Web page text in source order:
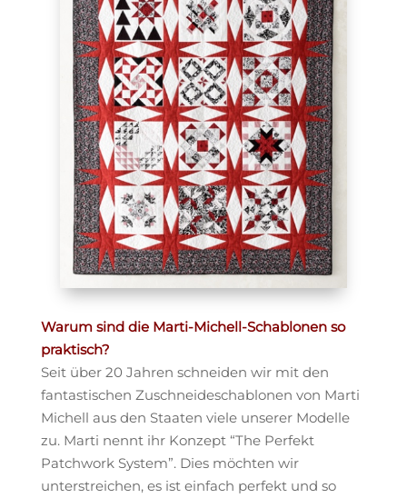
Warum sind die Marti-Michell-Schablonen so
praktisch?
Seit über 20 Jahren schneiden wir mit den
fantastischen Zuschneideschablonen von Marti
Michell aus den Staaten viele unserer Modelle
zu. Marti nennt ihr Konzept “The Perfekt
Patchwork System”. Dies möchten wir
unterstreichen, es ist einfach perfekt und so